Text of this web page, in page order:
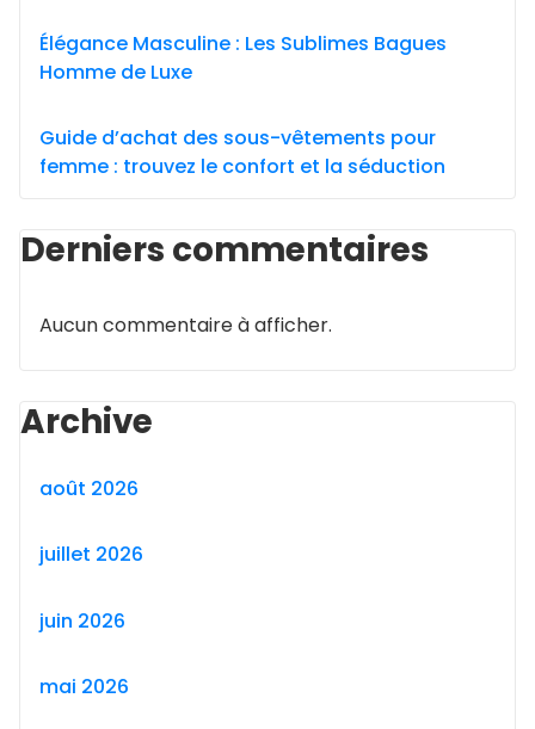
Élégance Masculine : Les Sublimes Bagues
Homme de Luxe
Guide d’achat des sous-vêtements pour
femme : trouvez le confort et la séduction
Derniers commentaires
Aucun commentaire à afficher.
Archive
août 2026
juillet 2026
juin 2026
mai 2026